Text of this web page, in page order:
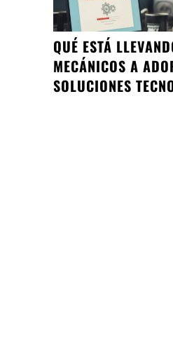
QUÉ ESTÁ
MECÁNICOS A
SOLUCIONES